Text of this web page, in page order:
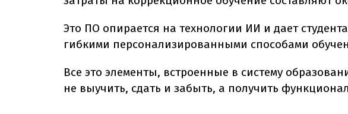
Это ПО опирается на технологии ИИ и дает
гибкими персонализированными способами
Все это элементы, встроенные в систему
не выучить, сдать и забыть, а получить